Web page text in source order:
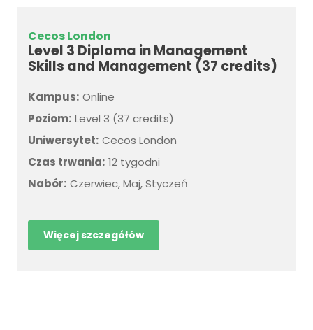
Cecos London
Level 3 Diploma in Management
Skills and Management (37 credits)
Kampus: Online
Poziom: Level 3 (37 credits)
Uniwersytet: Cecos London
Czas trwania: 12 tygodni
Nabór: Czerwiec, Maj, Styczeń
Więcej szczegółów